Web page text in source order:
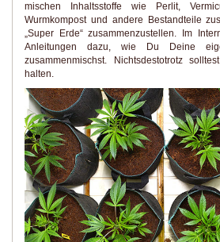
mischen Inhaltsstoffe wie Perlit,
Wurmkompost und andere Bestandteile
„Super Erde“ zusammenzustellen. Im
Anleitungen dazu, wie Du Deine
zusammenmischst. Nichtsdestotrotz
halten.